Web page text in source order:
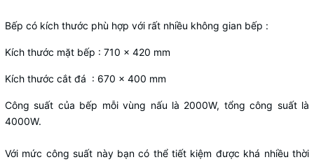
Bếp có kích thước phù hợp với rất nhiều không gian bếp :
Kích thước mặt bếp : 710 x 420 mm
Kích thước cắt đá : 670 x 400 mm
Công suất của bếp mỗi vùng nấu là 2000W, tổng công suất là
4000W.
Với mức công suất này bạn có thể tiết kiệm được khá nhiều thời